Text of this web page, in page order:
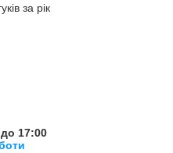
за рік
17:00